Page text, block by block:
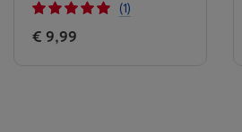
(1)
€ 9,99